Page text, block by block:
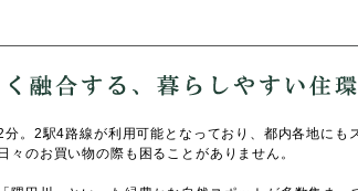
。2駅4路線が利用可能となっており、都内各地にも
のお買い物の際も困ることがありません。